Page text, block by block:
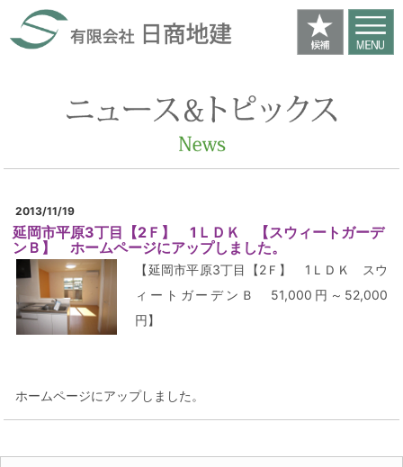
2013/11/19
延岡市平原3丁目【2Ｆ】 1ＬＤＫ 【スウィートガーデ
ンＢ】 ホームページにアップしました。
【延岡市平原3丁目【2Ｆ】 1ＬＤＫ スウ
ィートガーデンＢ 51,000円～52,000
円】
ホームページにアップしました。